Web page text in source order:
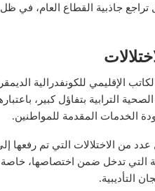
تراجع جاذبية القطاع العام،
الإقليمي للكونفدرالية
الترابية بتفاؤل كبير،
الخدمات المقدمة للمواطنين.
من الاختلالات التي تم رفعها
التي تدخل ضمن اختصاصها، خاصة
التأديبية.
مصطفى مودن يقدم نصائح مهمة
ديسمبر 12, 2022